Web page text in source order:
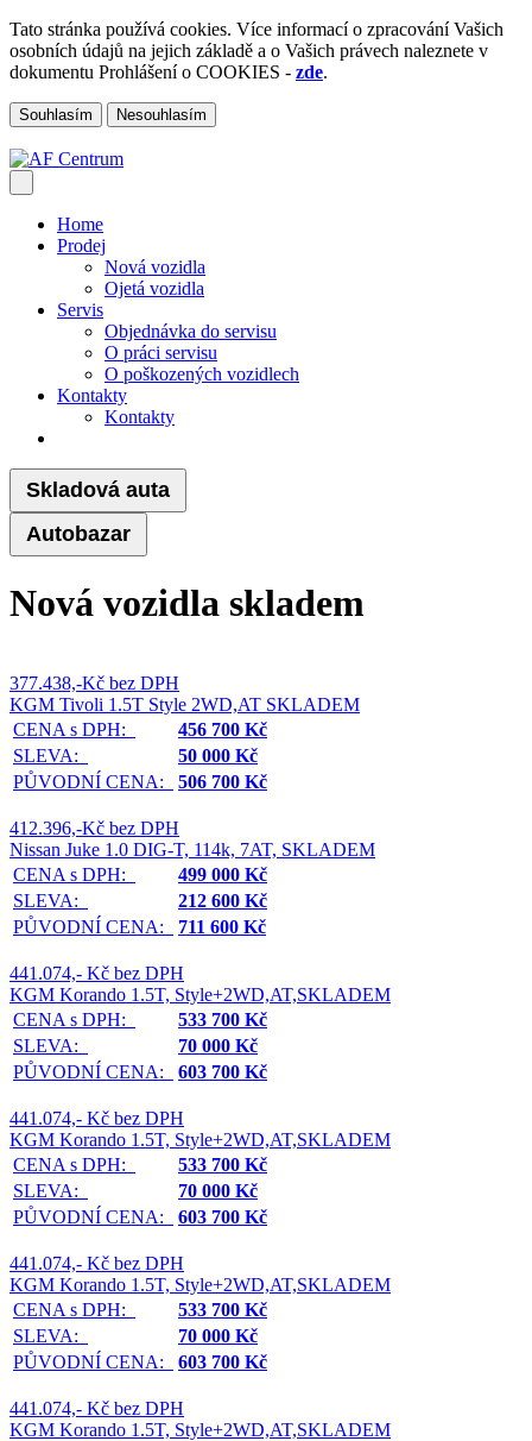
Tato stránka používá cookies. Více informací o zpracování Vašich
osobních údajů na jejich základě a o Vašich právech naleznete v
dokumentu Prohlášení o COOKIES - zde.
Souhlasím Nesouhlasím
Home
Prodej
Nová vozidla
Ojetá vozidla
Servis
Objednávka do servisu
O práci servisu
O poškozených vozidlech
Kontakty
Kontakty
Skladová auta
Autobazar
Nová vozidla skladem
377.438,-Kč bez DPH
KGM Tivoli 1.5T Style 2WD,AT SKLADEM
CENA s DPH:
456 700 Kč
SLEVA:
50 000 Kč
PŮVODNÍ CENA:
506 700 Kč
412.396,-Kč bez DPH
Nissan Juke 1.0 DIG-T, 114k, 7AT, SKLADEM
CENA s DPH:
499 000 Kč
SLEVA:
212 600 Kč
PŮVODNÍ CENA:
711 600 Kč
441.074,- Kč bez DPH
KGM Korando 1.5T, Style+2WD,AT,SKLADEM
CENA s DPH:
533 700 Kč
SLEVA:
70 000 Kč
PŮVODNÍ CENA:
603 700 Kč
441.074,- Kč bez DPH
KGM Korando 1.5T, Style+2WD,AT,SKLADEM
CENA s DPH:
533 700 Kč
SLEVA:
70 000 Kč
PŮVODNÍ CENA:
603 700 Kč
441.074,- Kč bez DPH
KGM Korando 1.5T, Style+2WD,AT,SKLADEM
CENA s DPH:
533 700 Kč
SLEVA:
70 000 Kč
PŮVODNÍ CENA:
603 700 Kč
441.074,- Kč bez DPH
KGM Korando 1.5T, Style+2WD,AT,SKLADEM